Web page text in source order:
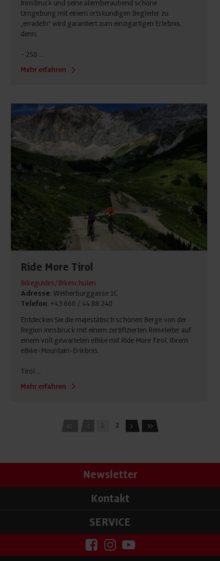
Innsbruck und seine atemberaubend schöne
Umgebung mit einem ortskundigen Begleiter zu
„erradeln“ wird garantiert zum einzigartigen Erlebnis,
denn:
- 250 ...
Mehr erfahren
Ride More Tirol
Bikeguides/Bikeschulen
Adresse: Weiherburggasse 1C
Telefon: +43 660 / 44 88 240
Entdecken Sie die majestätisch schönen Berge von der
Region Innsbruck mit einem zertifizierten Reiseleiter auf
einem voll gewarteten eBike mit Ride More Tirol, Ihrem
eBike-Mountain-Erlebnis.
Tirol ...
Mehr erfahren
2
Newsletter
Kontakt
SERVICE